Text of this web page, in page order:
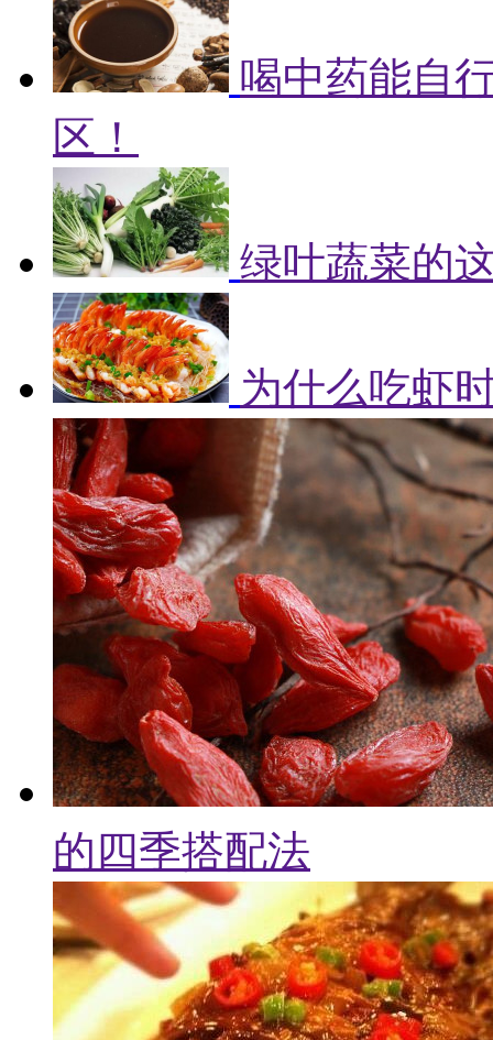
喝中药能自
区！
绿叶蔬菜的
为什么吃虾
的四季搭配法